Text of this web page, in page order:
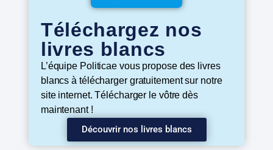
Téléchargez nos
livres blancs
L’équipe Politicae vous propose des livres
blancs à télécharger gratuitement sur notre
site internet. Télécharger le vôtre dès
maintenant !
Découvrir nos livres blancs